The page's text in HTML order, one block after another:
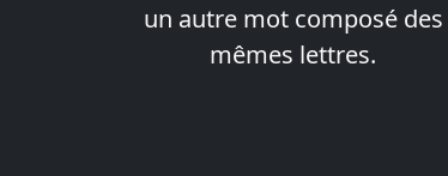
un autre mot composé des
mêmes lettres.